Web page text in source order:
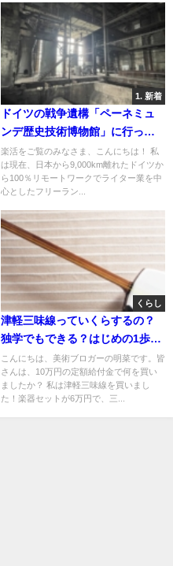
1. 新着
ドイツの戦争遺構「ペーネミュ
ンデ歴史技術博物館」に行って
みた
楽活をご覧のみなさま、こんにちは！ 私
は現在、日本から9,000km離れたドイツか
ら100％リモートワークでライター業を中
心としたフリーラン...
くらし
津軽三味線っていくらするの？
独学でもできる？はじめの1歩の
前の疑問を解消しよう！
こんにちは、美術ブロガーの明菜です。皆
さんは、10万円の定額給付金で何を買い
ましたか？ 私は津軽三味線を買いまし
た！楽器セットが6万円で、三...